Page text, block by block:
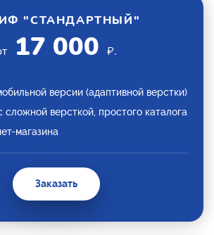
"СТАНДАРТНЫЙ"
17 000 ₽.
версии (адаптивной верстки)
сложной версткой, простого каталога
магазина
Заказать